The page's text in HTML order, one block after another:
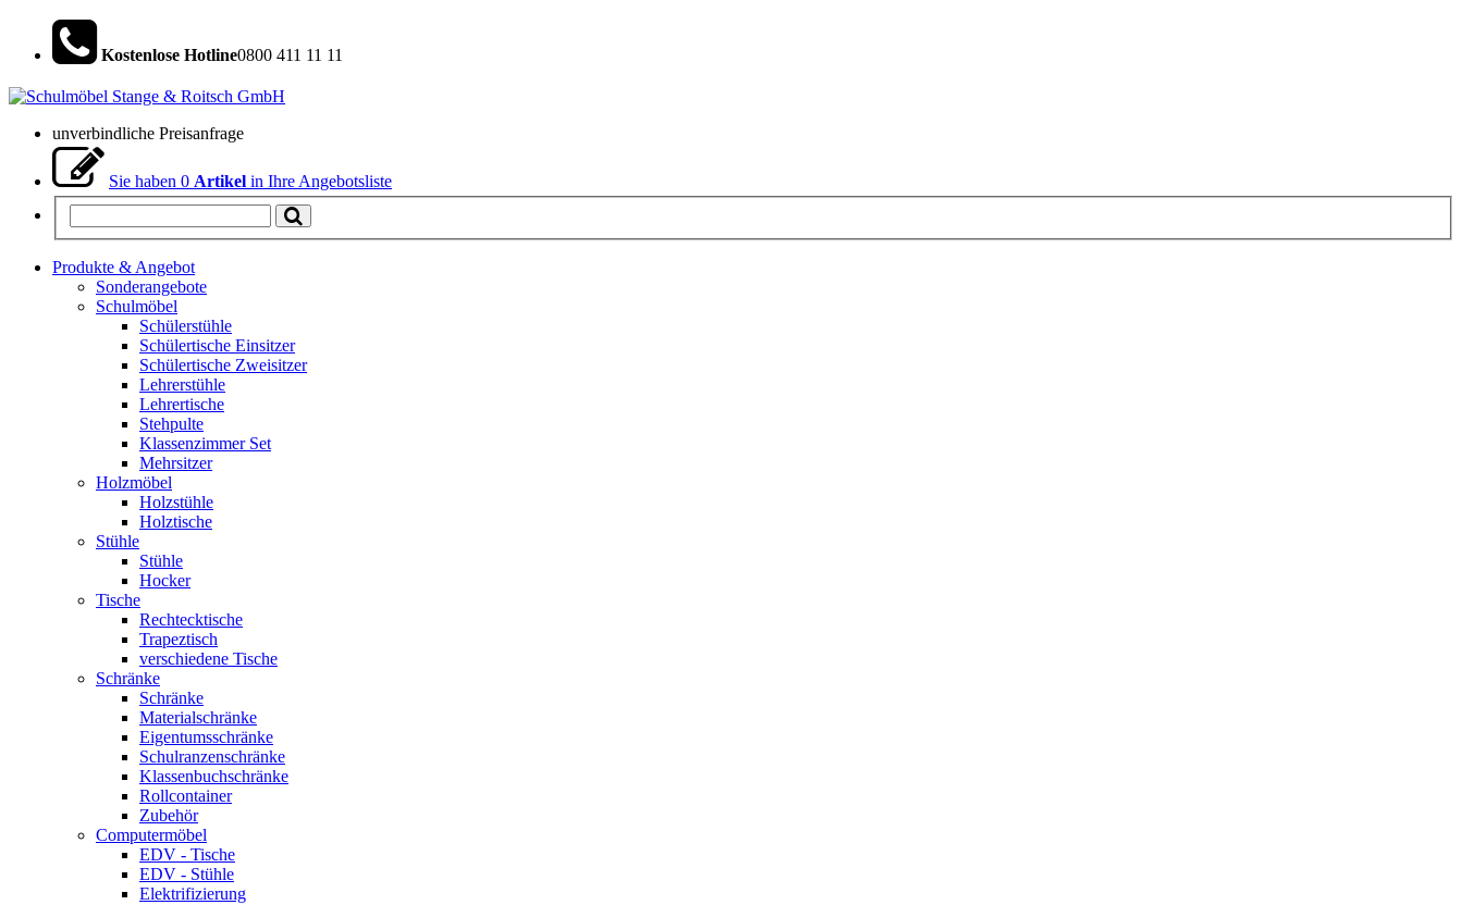
Kostenlose Hotline0800 411 11 11
unverbindliche Preisanfrage
Sie haben 0 Artikel in Ihre Angebotsliste
Produkte & Angebot
Sonderangebote
Schulmöbel
Schülerstühle
Schülertische Einsitzer
Schülertische Zweisitzer
Lehrerstühle
Lehrertische
Stehpulte
Klassenzimmer Set
Mehrsitzer
Holzmöbel
Holzstühle
Holztische
Stühle
Stühle
Hocker
Tische
Rechtecktische
Trapeztisch
verschiedene Tische
Schränke
Schränke
Materialschränke
Eigentumsschränke
Schulranzenschränke
Klassenbuchschränke
Rollcontainer
Zubehör
Computermöbel
EDV - Tische
EDV - Stühle
Elektrifizierung